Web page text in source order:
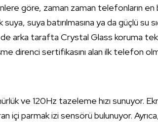
göre, zaman zaman telefonların en
suya batırılmasına ya da güçlü su
arka tarafta Crystal Glass koruma
direnci sertifikasını alan ilk telefon
ve 120Hz tazeleme hızı sunuyor.
parmak izi sensörü bulunuyor.